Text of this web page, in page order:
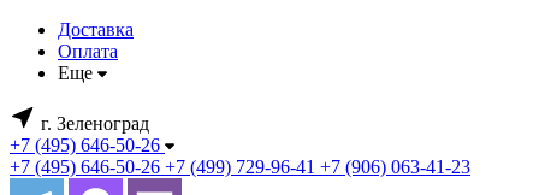
Доставка
Оплата
Еще
г. Зеленоград
+7 (495) 646-50-26
+7 (495) 646-50-26 +7 (499) 729-96-41 +7 (906) 063-41-23